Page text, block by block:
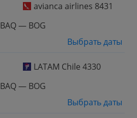
avianca airlines 8431
BAQ — BOG
Выбрать даты
LATAM Chile 4330
BAQ — BOG
Выбрать даты